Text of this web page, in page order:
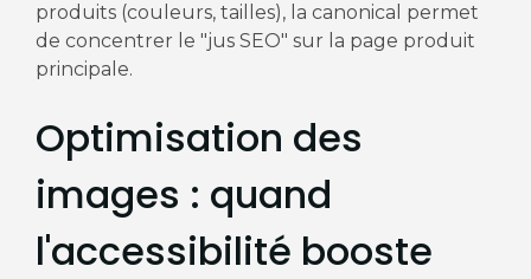
produits (couleurs, tailles), la canonical permet
de concentrer le "jus SEO" sur la page produit
principale.
Optimisation des
images : quand
l'accessibilité booste